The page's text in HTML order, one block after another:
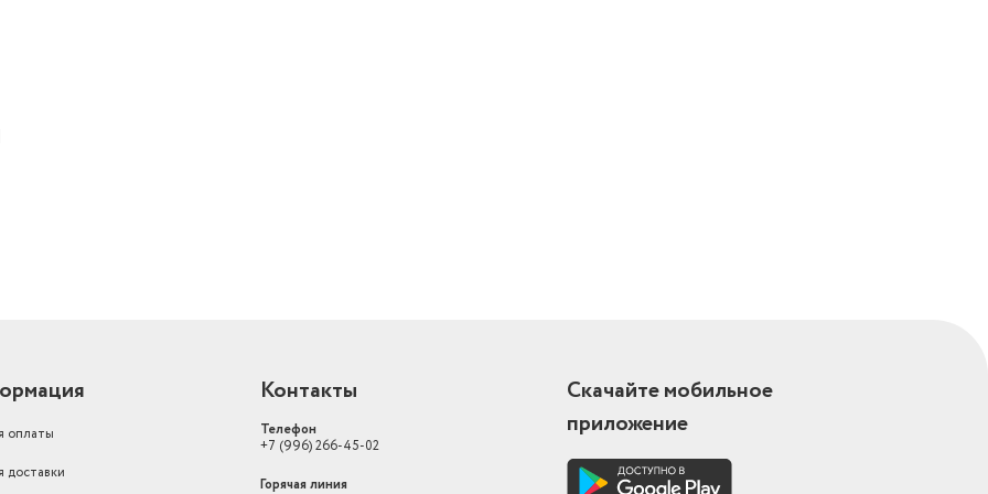
быстрый нагрев
оплаты
доставки
Контакты
Телефон
+7 (996) 266-45-02
Горячая линия
Скачайте мобильное
приложение